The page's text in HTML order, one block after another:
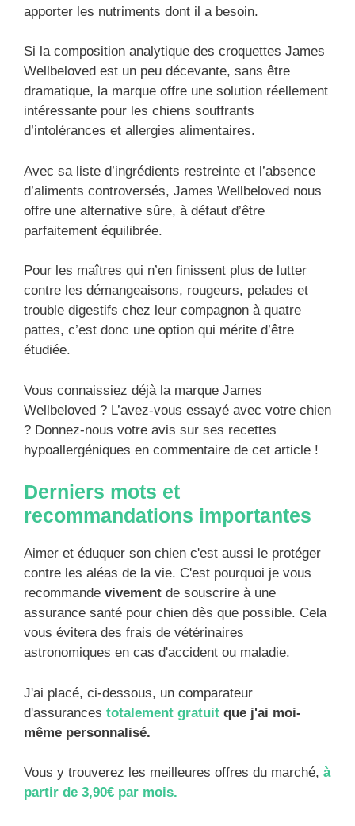
apporter les nutriments dont il a besoin.
Si la composition analytique des croquettes James
Wellbeloved est un peu décevante, sans être
dramatique, la marque offre une solution réellement
intéressante pour les chiens souffrants
d’intolérances et allergies alimentaires.
Avec sa liste d’ingrédients restreinte et l’absence
d’aliments controversés, James Wellbeloved nous
offre une alternative sûre, à défaut d’être
parfaitement équilibrée.
Pour les maîtres qui n’en finissent plus de lutter
contre les démangeaisons, rougeurs, pelades et
trouble digestifs chez leur compagnon à quatre
pattes, c’est donc une option qui mérite d’être
étudiée.
Vous connaissiez déjà la marque James
Wellbeloved ? L’avez-vous essayé avec votre chien
? Donnez-nous votre avis sur ses recettes
hypoallergéniques en commentaire de cet article !
Derniers mots et
recommandations importantes
Aimer et éduquer son chien c'est aussi le protéger
contre les aléas de la vie. C'est pourquoi je vous
recommande vivement de souscrire à une
assurance santé pour chien dès que possible. Cela
vous évitera des frais de vétérinaires
astronomiques en cas d'accident ou maladie.
J'ai placé, ci-dessous, un comparateur
d'assurances totalement gratuit que j'ai moi-
même personnalisé.
Vous y trouverez les meilleures offres du marché, à
partir de 3,90€ par mois.